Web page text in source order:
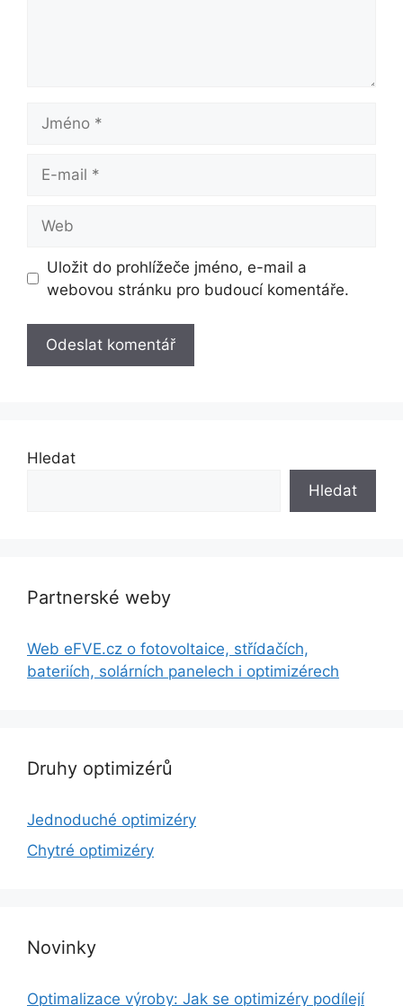
Jméno
mail
Uložit do prohlížeče jméno, e-mail a
webovou stránku pro budoucí komentáře.
Hledat
Hledat
Partnerské weby
Web eFVE.cz o fotovoltaice, střídačích,
bateriích, solárních panelech i optimizérech
Druhy optimizérů
Jednoduché optimizéry
Chytré optimizéry
Novinky
Optimalizace výroby: Jak se optimizéry podílejí